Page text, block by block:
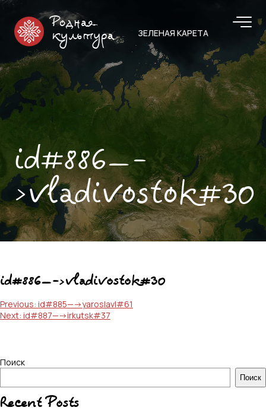
Родная
культура
ЗЕЛЕНАЯ КАРЕТА
id#886—-
>vladivostok#30
id#886—->vladivostok#30
Навигация
по
Previous: id#885—->yaroslavl#61
Next: id#887—->irkutsk#37
Поиск
Поиск
Recent Posts